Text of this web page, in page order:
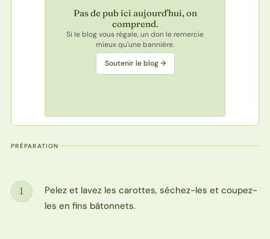
Pas de pub ici aujourd'hui, on
comprend.
Si le blog vous régale, un don le remercie
mieux qu'une bannière.
Soutenir le blog →
PRÉPARATION
Étape
1
Pelez et lavez les carottes, séchez-les et coupez-
les en fins bâtonnets.